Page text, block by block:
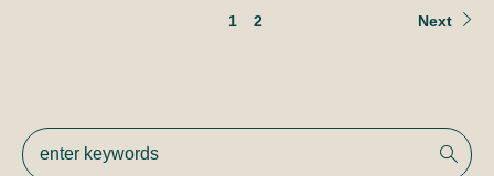
1 2 Next